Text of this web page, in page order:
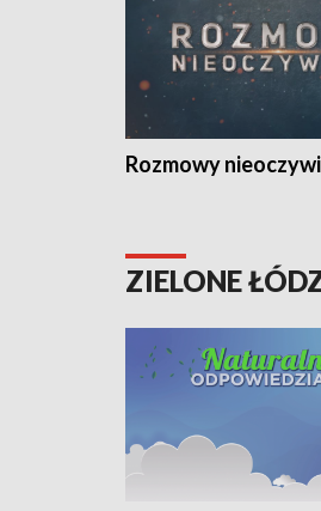
Rozmowy
ZIELONE